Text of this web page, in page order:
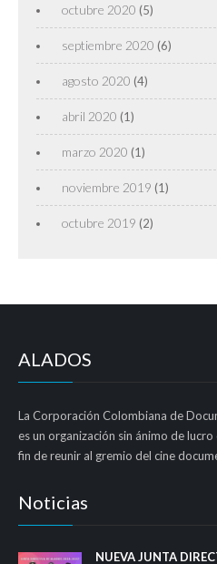
octubre 2020 (5)
septiembre 2020 (6)
agosto 2020 (4)
abril 2020 (1)
marzo 2020 (1)
noviembre 2019 (1)
octubre 2019 (2)
ALADOS
La Corporación Colombiana de
es un organización sin ánimo de
fin de reunir al gremio del cine
Noticias
NUEVA JUNTA